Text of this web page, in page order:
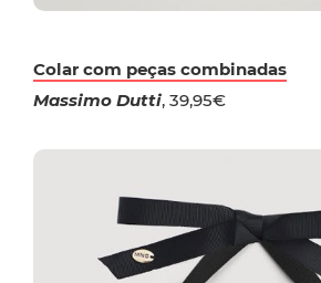
Colar com peças combinadas
Massimo Dutti, 39,95€